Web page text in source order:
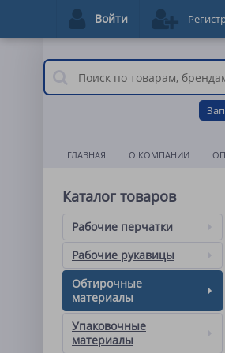
ГЛАВНАЯ О КОМПАНИИ
Каталог товаров
Рабочие перчатки
Рабочие рукавицы
Обтирочные
материалы
Упаковочные
материалы
Войти